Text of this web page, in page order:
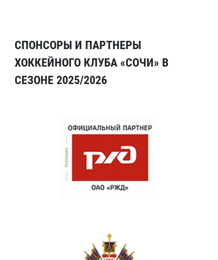
СПОНСОРЫ И ПАРТНЕРЫ
ХОККЕЙНОГО КЛУБА «СОЧИ» В
СЕЗОНЕ 2025/2026